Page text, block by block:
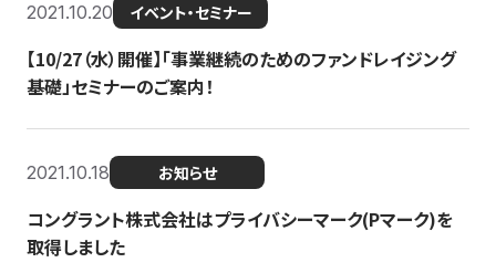
2021.10.20 イベント・セミナー
【10/27（水）開催】「事業継続のためのファンドレイジング
基礎」セミナーのご案内！
2021.10.18 お知らせ
コングラント株式会社はプライバシーマーク(Pマーク)を
取得しました